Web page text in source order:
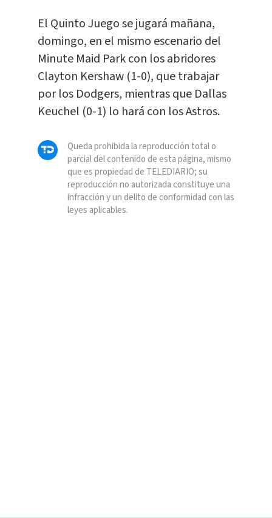
El Quinto Juego se jugará mañana,
domingo, en el mismo escenario del
Minute Maid Park con los abridores
Clayton Kershaw (1-0), que trabajar
por los Dodgers, mientras que Dallas
Keuchel (0-1) lo hará con los Astros.
Queda prohibida la reproducción total o
parcial del contenido de esta página, mismo
que es propiedad de TELEDIARIO; su
reproducción no autorizada constituye una
infracción y un delito de conformidad con las
leyes aplicables.